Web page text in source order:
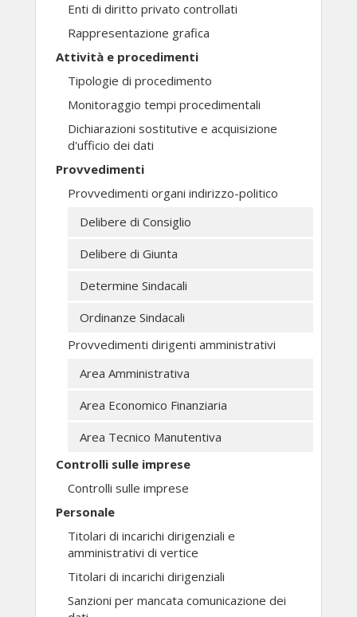
Enti di diritto privato controllati
Rappresentazione grafica
Attività e procedimenti
Tipologie di procedimento
Monitoraggio tempi procedimentali
Dichiarazioni sostitutive e acquisizione
d'ufficio dei dati
Provvedimenti
Provvedimenti organi indirizzo-politico
Delibere di Consiglio
Delibere di Giunta
Determine Sindacali
Ordinanze Sindacali
Provvedimenti dirigenti amministrativi
Area Amministrativa
Area Economico Finanziaria
Area Tecnico Manutentiva
Controlli sulle imprese
Controlli sulle imprese
Personale
Titolari di incarichi dirigenziali e
amministrativi di vertice
Titolari di incarichi dirigenziali
Sanzioni per mancata comunicazione dei